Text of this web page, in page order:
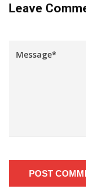
Leave
POST